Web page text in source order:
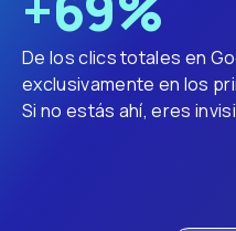
De los clics totales en
exclusivamente en los
Si no estás ahí, eres